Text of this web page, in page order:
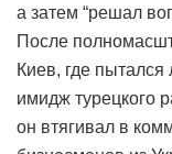
а затем “решал
После
Киев, где
имидж турецкого
он втягивал в